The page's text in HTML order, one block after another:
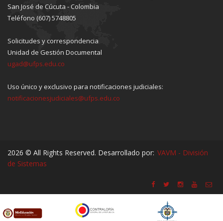
San José de Cúcuta - Colombia
Teléfono (607) 5748805
Solicitudes y correspondencia
Unidad de Gestión Documental
ugad@ufps.edu.co
Uso único y exclusivo para notificaciones judiciales:
notificacionesjudiciales@ufps.edu.co
2026 © All Rights Reserved. Desarrollado por: VAVM - División
de Sistemas